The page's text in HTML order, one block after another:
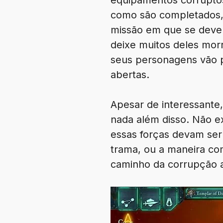
como são
missão em que se
deixe muitos deles
seus personagens vão
abertas.
Apesar de
nada além disso. Não
essas forças devam
trama, ou a maneira
caminho da corrupção